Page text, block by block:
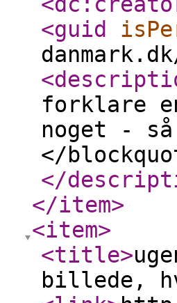
<guid
forklare
noget -
</
</
</item>
<item>
<title>
billede,